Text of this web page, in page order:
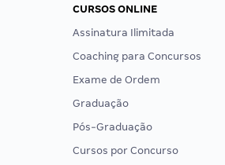
CURSOS ONLINE
Assinatura Ilimitada
Coaching para Concursos
Exame de Ordem
Graduação
Pós-Graduação
Cursos por Concurso